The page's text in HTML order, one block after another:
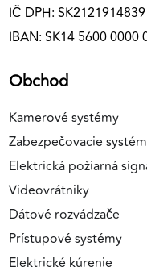
IČ DPH: SK2121914839
IBAN: SK14 5600 0000
Obchod
Kamerové systémy
Zabezpečovacie
Elektrická požiarná
Videovrátniky
Dátové rozvádzače
Prístupové systémy
Elektrické kúrenie